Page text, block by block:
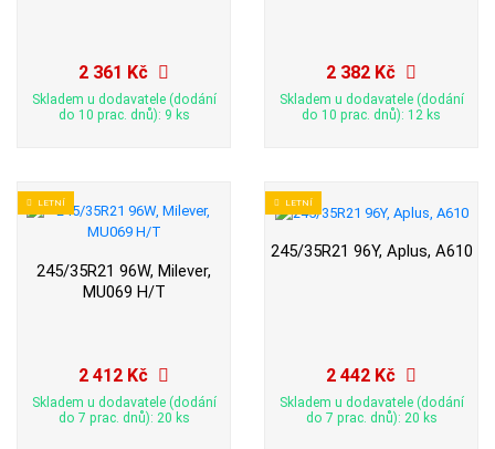
2 361 Kč
Skladem u dodavatele (dodání
do 10 prac. dnů): 9 ks
2 382 Kč
Skladem u dodavatele (dodání
do 10 prac. dnů): 12 ks
LETNÍ
245/35R21 96W, Milever,
MU069 H/T
2 412 Kč
Skladem u dodavatele (dodání
do 7 prac. dnů): 20 ks
LETNÍ
245/35R21 96Y, Aplus, A610
2 442 Kč
Skladem u dodavatele (dodání
do 7 prac. dnů): 20 ks